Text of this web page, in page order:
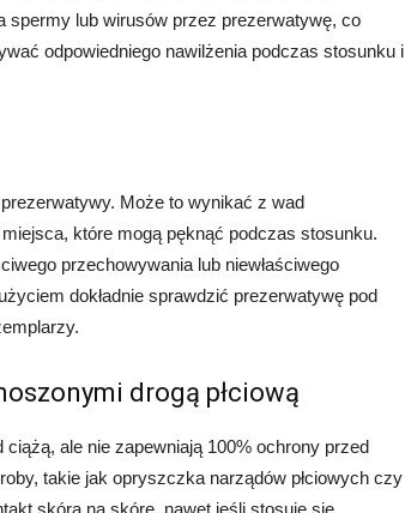
spermy lub wirusów przez prezerwatywę, co
odpowiedniego nawilżenia podczas stosunku i
Może to wynikać z wad
które mogą pęknąć podczas stosunku.
przechowywania lub niewłaściwego
dokładnie sprawdzić prezerwatywę pod
drogą płciową
ale nie zapewniają 100% ochrony przed
takie jak opryszczka narządów płciowych czy
skóra na skórę, nawet jeśli stosuje się